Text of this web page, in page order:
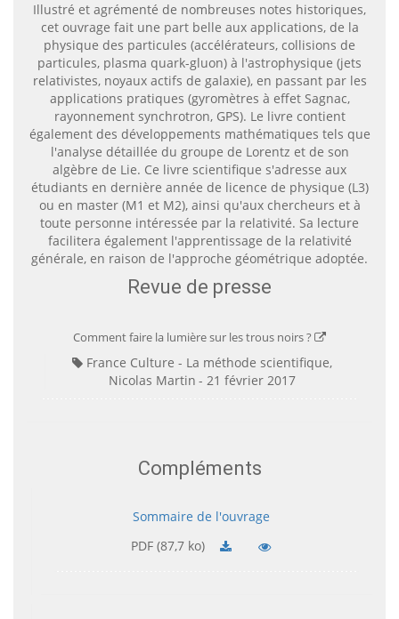
Illustré et agrémenté de nombreuses notes historiques,
cet ouvrage fait une part belle aux applications, de la
physique des particules (accélérateurs, collisions de
particules, plasma quark-gluon) à l'astrophysique (jets
relativistes, noyaux actifs de galaxie), en passant par les
applications pratiques (gyromètres à effet Sagnac,
rayonnement synchrotron, GPS). Le livre contient
également des développements mathématiques tels que
l'analyse détaillée du groupe de Lorentz et de son
algèbre de Lie. Ce livre scientifique s'adresse aux
étudiants en dernière année de licence de physique (L3)
ou en master (M1 et M2), ainsi qu'aux chercheurs et à
toute personne intéressée par la relativité. Sa lecture
facilitera également l'apprentissage de la relativité
générale, en raison de l'approche géométrique adoptée.
Revue de presse
Comment faire la lumière sur les trous noirs ?
France Culture - La méthode scientifique,
Nicolas Martin
21 février 2017
Compléments
Sommaire de l'ouvrage
PDF (87,7 ko)